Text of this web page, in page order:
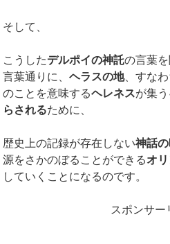
そして、
こうしたデルポイの神託の言葉
言葉通りに、ヘラスの地、すな
のことを意味するヘレネスが集う
らされるために、
歴史上の記録が存在しない神話
源をさかのぼることができるオ
していくことになるのです。
スポンサー